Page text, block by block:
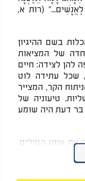
(רות א,
בשם ההיגיון
של המציאות
להן לצידה: חיים
שכל עתידה לוט
הקר, המצייר
טיעוניה של
בר דעת היה שומע
את אותן המילים,
וַתִּבְכֶּינָה עוֹד
יד). כאן עולה